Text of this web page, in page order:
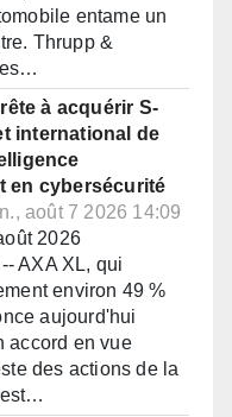
entame un
Thrupp &
à acquérir S-
international de
en cybersécurité
août 7 2026 14:09
2026
AXA XL, qui
environ 49 %
aujourd'hui
accord en vue
des actions de la
est…